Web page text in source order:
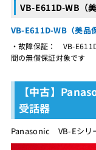
VB-E611D-WB（
VB-E611D-WB（美品
・故障保証： VB-
間の無償保証対象です
【中古】
受話器
Panasonic VB-Eシリ